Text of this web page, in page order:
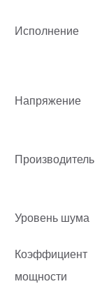
Исполнение
Напряжение
Производитель
Уровень шума
Коэффициент
мощности